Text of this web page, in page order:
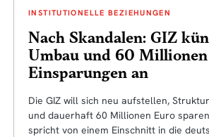
INSTITUTIONELLE BEZIEHUNGEN
Nach Skandalen: GIZ
Umbau und 60
Einsparungen an
Die GIZ will sich neu aufstellen,
und dauerhaft 60 Millionen Euro
spricht von einem Einschnitt in die